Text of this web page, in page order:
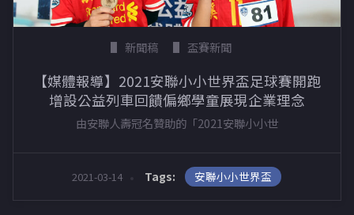
新聞稿 盃賽新聞
【媒體報導】2021安聯小小世界盃足球賽開跑
增設公益列車回饋偏鄉學童展現企業理念
由安聯人壽冠名贊助的「2021安聯小小世
2021-03-14 Tags: 安聯小小世界盃